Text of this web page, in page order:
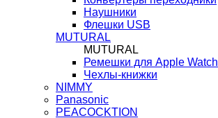
Наушники
Флешки USB
MUTURAL
MUTURAL
Ремешки для Apple Watch
Чехлы-книжки
NIMMY
Panasonic
PEACOCKTION